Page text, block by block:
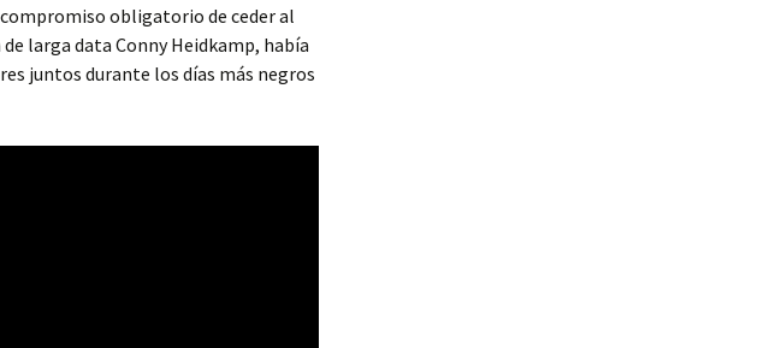
obligatorio de ceder al
larga data Conny Heidkamp, había
juntos durante los días más negros